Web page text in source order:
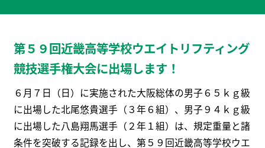
第５９回近畿高等学校ウエイトリフティング
競技選手権大会に出場します！
６月７日（日）に実施された大阪総体の男子６５ｋｇ級
に出場した北尾悠貴選手（３年６組）、男子９４ｋｇ級
に出場した八島翔馬選手（２年１組）は、規定重量と諸
条件を突破する記録を出し、第５９回近畿高等学校ウエ